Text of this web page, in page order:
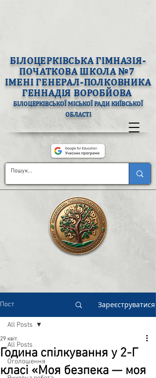
БІЛОЦЕРКІВСЬКА ГІМНАЗІЯ-
ПОЧАТКОВА ШКОЛА №7
ІМЕНІ ГЕНЕРАЛ-ПОЛКОВНИКА
ГЕННАДІЯ ВОРОБЙОВА
БІЛОЦЕРКІВСЬКОЇ МІСЬКОЇ РАДИ КИЇВСЬКОЇ
ОБЛАСТІ
Пост Зареєструватися
All Posts
Оголошення
All Posts
Година спілкування у 2-Г
класі «Моя безпека — моя
29 квіт.